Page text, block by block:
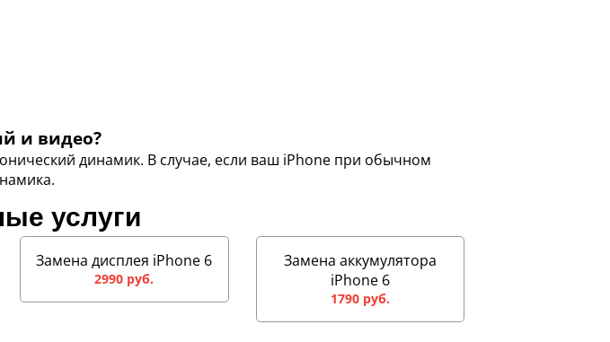
и видео?
динамик. В случае, если ваш iPhone при обычном
услуги
Замена дисплея iPhone 6
2990 руб.
Замена аккумулятора
iPhone 6
1790 руб.